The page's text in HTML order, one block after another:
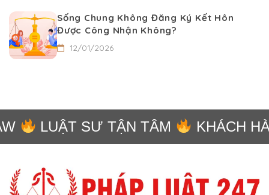
Sống Chung Không Đăng Ký Kết Hôn
Được Công Nhận Không?
12/01/2026
LUẬT SƯ TẬN TÂM KHÁCH